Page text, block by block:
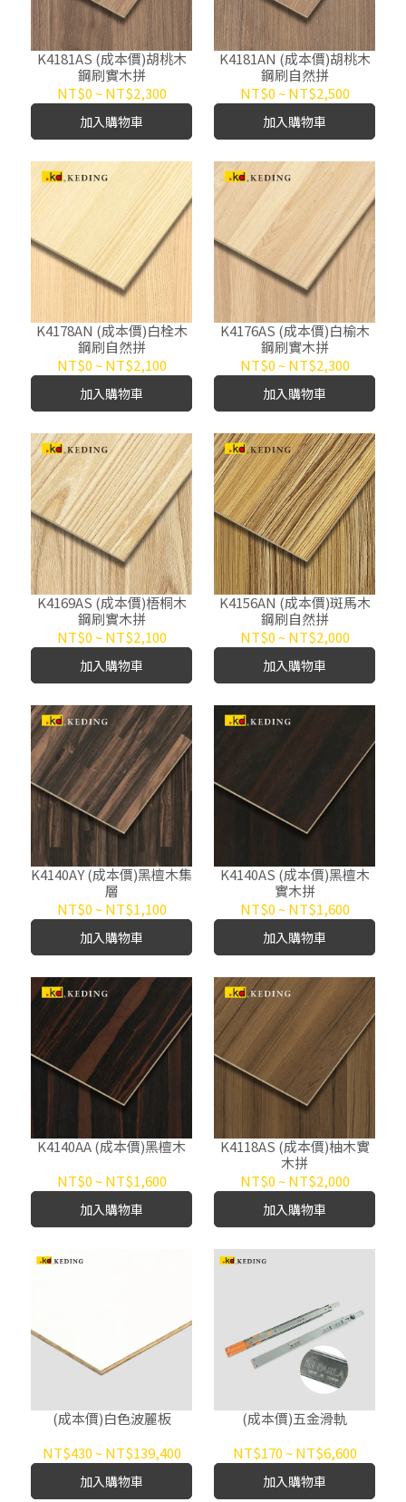
K4181AS (成本價)胡桃木
鋼刷實木拼
NT$0~NT$2,300
加入購物車
K4181AN (成本價)胡桃木
鋼刷自然拼
NT$0~NT$2,500
加入購物車
K4178AN (成本價)白栓木
鋼刷自然拼
NT$0~NT$2,100
加入購物車
K4176AS (成本價)白榆木
鋼刷實木拼
NT$0~NT$2,300
加入購物車
K4169AS (成本價)梧桐木
鋼刷實木拼
NT$0~NT$2,100
加入購物車
K4156AN (成本價)斑馬木
鋼刷自然拼
NT$0~NT$2,000
加入購物車
K4140AY (成本價)黑檀木集
層
NT$0~NT$1,100
加入購物車
K4140AS (成本價)黑檀木
實木拼
NT$0~NT$1,600
加入購物車
K4140AA (成本價)黑檀木
NT$0~NT$1,600
加入購物車
K4118AS (成本價)柚木實
木拼
NT$0~NT$2,000
加入購物車
(成本價)白色波麗板
NT$430~NT$139,400
加入購物車
(成本價)五金滑軌
NT$170~NT$6,600
加入購物車